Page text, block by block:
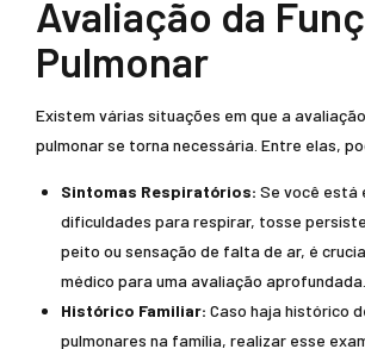
Avaliação da
Pulmonar
Existem várias situações em que a
pulmonar se torna necessária. Entre elas,
Sintomas Respiratórios: Se você está
dificuldades para respirar, tosse
peito ou sensação de falta de ar, é
médico para uma avaliação aprofundada.
Histórico Familiar: Caso haja histórico
pulmonares na família, realizar esse